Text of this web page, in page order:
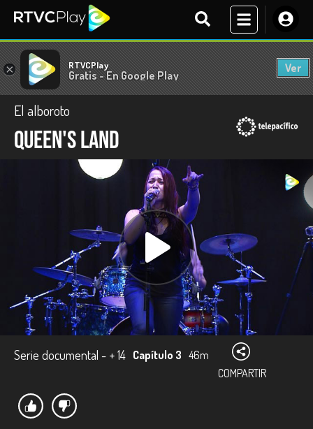
× RTVCPlay
Gratis - En Google Play
Ver
El alboroto
Queen's Land
Serie documental - + 14 Capítulo 3 46m
COMPARTIR